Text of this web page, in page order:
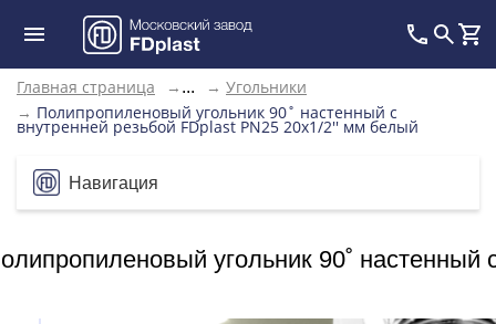
Главная страница → ... → Угольники
→ Полипропиленовый угольник 90˚ настенный с
внутренней резьбой FDplast PN25 20х1/2'' мм белый
Навигация
угольник 90˚